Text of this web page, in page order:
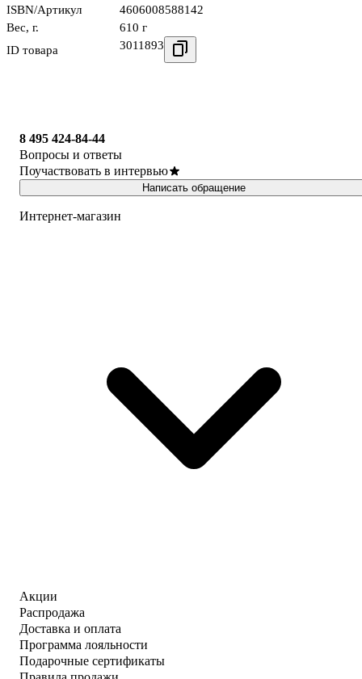
ISBN/Артикул
4606008588142
Вес, г.
610 г
ID товара
3011893
8 495 424-84-44
Вопросы и ответы
Поучаствовать в интервью
Написать обращение
Интернет-магазин
Акции
Распродажа
Доставка и оплата
Программа лояльности
Подарочные сертификаты